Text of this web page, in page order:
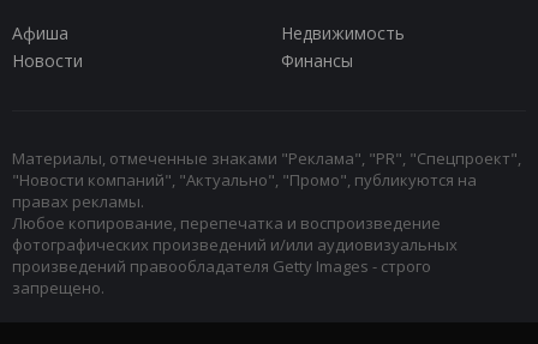
Афиша
Недвижимость
Новости
Финансы
Материалы, отмеченные знаками "Реклама", "PR", "Спецпроект",
"Новости компаний", "Актуально", "Промо", публикуются на
правах рекламы.
Любое копирование, перепечатка и воспроизведение
фотографических произведений и/или аудиовизуальных
произведений правообладателя Getty Images - строго
запрещено.